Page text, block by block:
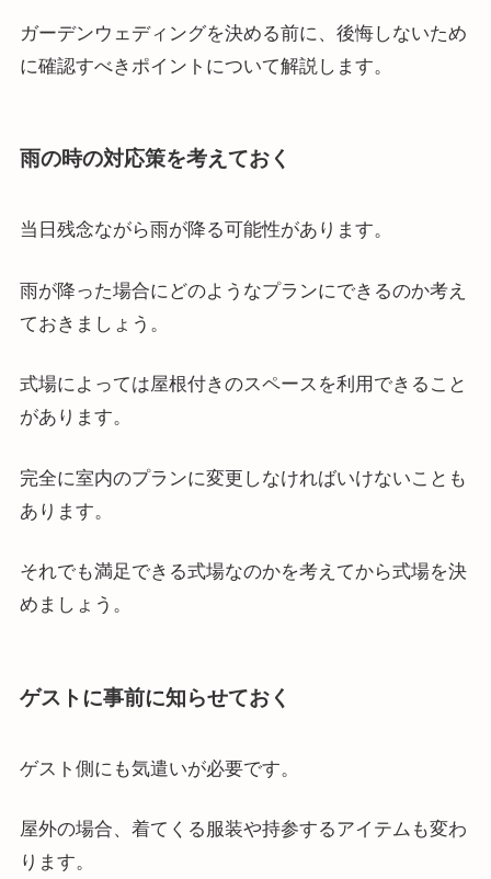
ガーデンウェディングを決める前に、後悔しないため
に確認すべきポイントについて解説します。
雨の時の対応策を考えておく
当日残念ながら雨が降る可能性があります。
雨が降った場合にどのようなプランにできるのか考え
ておきましょう。
式場によっては屋根付きのスペースを利用できること
があります。
完全に室内のプランに変更しなければいけないことも
あります。
それでも満足できる式場なのかを考えてから式場を決
めましょう。
ゲストに事前に知らせておく
ゲスト側にも気遣いが必要です。
屋外の場合、着てくる服装や持参するアイテムも変わ
ります。